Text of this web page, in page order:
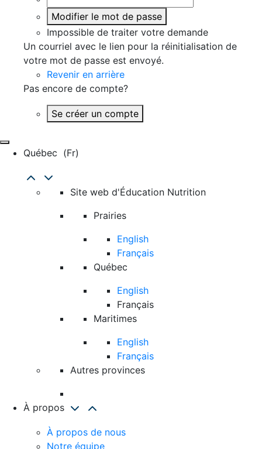
Modifier le mot de passe
Impossible de traiter votre demande
Un courriel avec le lien pour la réinitialisation de
votre mot de passe est envoyé.
Revenir en arrière
Pas encore de compte?
Se créer un compte
Québec (fr)
Site web d'Éducation Nutrition
Prairies
English
Français
Québec
English
Français
Maritimes
English
Français
Autres provinces
À propos
À propos de nous
Notre équipe